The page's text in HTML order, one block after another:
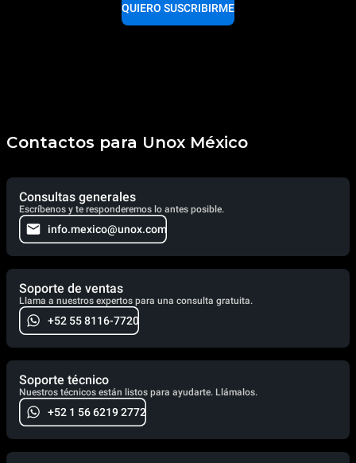
QUIERO SUSCRIBIRME
Contactos para Unox México
Consultas generales
Escríbenos y te responderemos lo antes posible.
info.mexico@unox.com
Soporte de ventas
Llama a nuestros expertos para una consulta gratuita.
+52 55 8116-7720
Soporte técnico
Nuestros técnicos están listos para ayudarte. Llámalos.
+52 1 56 6219 2772